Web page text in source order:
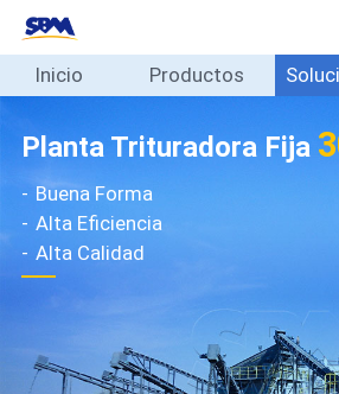
Inicio
Soluciones
Casos
Blog
Sobre
Español
Inicio Productos
Planta Trituradora Fija
Buena Forma
Alta Eficiencia
Alta Calidad